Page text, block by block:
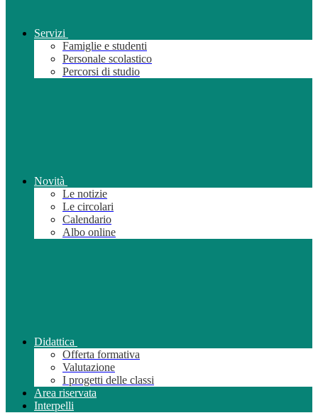
Servizi
Famiglie e studenti
Personale scolastico
Percorsi di studio
Novità
Le notizie
Le circolari
Calendario
Albo online
Didattica
Offerta formativa
Valutazione
I progetti delle classi
Area riservata
Interpelli